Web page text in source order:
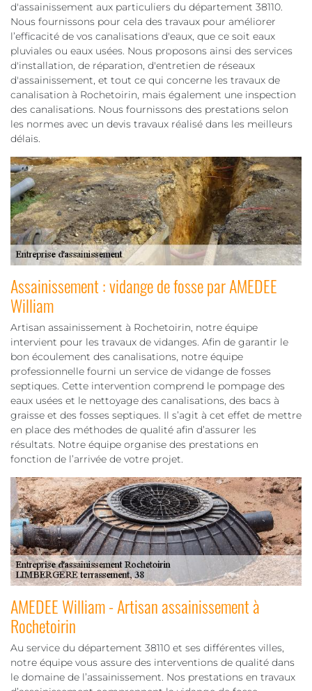
d'assainissement aux particuliers du département 38110.
Nous fournissons pour cela des travaux pour améliorer
l’efficacité de vos canalisations d'eaux, que ce soit eaux
pluviales ou eaux usées. Nous proposons ainsi des services
d'installation, de réparation, d'entretien de réseaux
d'assainissement, et tout ce qui concerne les travaux de
canalisation à Rochetoirin, mais également une inspection
des canalisations. Nous fournissons des prestations selon
les normes avec un devis travaux réalisé dans les meilleurs
délais.
Assainissement : vidange de fosse par AMEDEE
William
Artisan assainissement à Rochetoirin, notre équipe
intervient pour les travaux de vidanges. Afin de garantir le
bon écoulement des canalisations, notre équipe
professionnelle fourni un service de vidange de fosses
septiques. Cette intervention comprend le pompage des
eaux usées et le nettoyage des canalisations, des bacs à
graisse et des fosses septiques. Il s’agit à cet effet de mettre
en place des méthodes de qualité afin d’assurer les
résultats. Notre équipe organise des prestations en
fonction de l’arrivée de votre projet.
AMEDEE William - Artisan assainissement à
Rochetoirin
Au service du département 38110 et ses différentes villes,
notre équipe vous assure des interventions de qualité dans
le domaine de l’assainissement. Nos prestations en travaux